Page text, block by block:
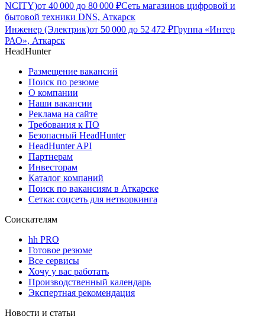
NCITY)от 40 000 до 80 000 ₽Сеть магазинов цифровой и
бытовой техники DNS, Аткарск
Инженер (Электрик)от 50 000 до 52 472 ₽Группа «Интер
РАО», Аткарск
HeadHunter
Размещение вакансий
Поиск по резюме
О компании
Наши вакансии
Реклама на сайте
Требования к ПО
Безопасный HeadHunter
HeadHunter API
Партнерам
Инвесторам
Каталог компаний
Поиск по вакансиям в Аткарске
Сетка: соцсеть для нетворкинга
Соискателям
hh PRO
Готовое резюме
Все сервисы
Хочу у вас работать
Производственный календарь
Экспертная рекомендация
Новости и статьи